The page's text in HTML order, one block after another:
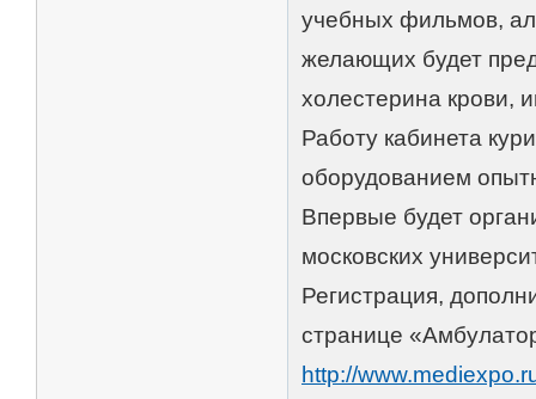
учебных фильмов,
желающих будет
холестерина крови,
Работу кабинета
оборудованием
Впервые будет
московских
Регистрация,
странице
http://